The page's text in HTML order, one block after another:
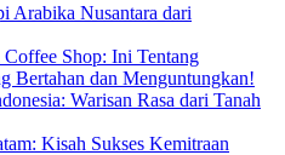
Arabika Nusantara dari
Shop: Ini Tentang
Bertahan dan Menguntungkan!
Warisan Rasa dari Tanah
Kisah Sukses Kemitraan